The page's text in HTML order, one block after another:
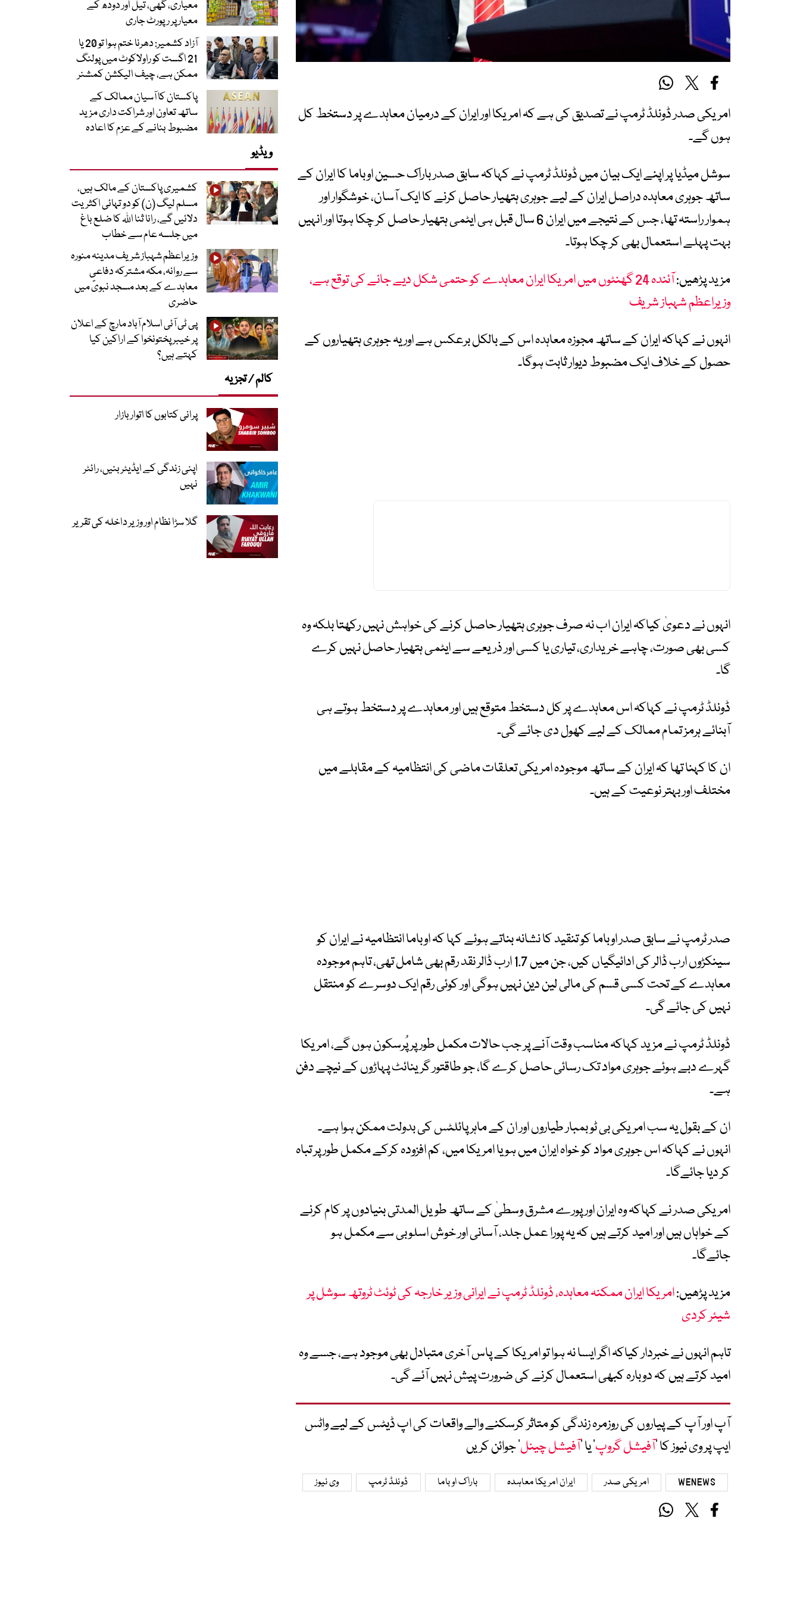
امریکی صدر ڈونلڈ ٹرمپ نے تصدیق کی ہے کہ امریکا اور ایران کے درمیان معاہدے پر دستخط کل
ہوں گے۔
سوشل میڈیا پر اپنے ایک بیان میں ڈونلڈ ٹرمپ نے کہاکہ سابق صدر باراک حسین اوباما کا ایران کے
ساتھ جوہری معاہدہ دراصل ایران کے لیے جوہری ہتھیار حاصل کرنے کا ایک آسان، خوشگوار اور
ہموار راستہ تھا، جس کے نتیجے میں ایران 6 سال قبل ہی ایٹمی ہتھیار حاصل کر چکا ہوتا اور انہیں
بہت پہلے استعمال بھی کر چکا ہوتا۔
مزید پڑھیں:
آئندہ 24 گھنٹوں میں امریکا ایران معاہدے کو حتمی شکل دیے جانے کی توقع ہے،
وزیراعظم شہباز شریف
انہوں نے کہاکہ ایران کے ساتھ مجوزہ معاہدہ اس کے بالکل برعکس ہے اور یہ جوہری ہتھیاروں کے
حصول کے خلاف ایک مضبوط دیوار ثابت ہوگا۔
انہوں نے دعویٰ کیاکہ ایران اب نہ صرف جوہری ہتھیار حاصل کرنے کی خواہش نہیں رکھتا بلکہ وہ
کسی بھی صورت، چاہے خریداری، تیاری یا کسی اور ذریعے سے ایٹمی ہتھیار حاصل نہیں کرے
گا۔
ڈونلڈ ٹرمپ نے کہاکہ اس معاہدے پر کل دستخط متوقع ہیں اور معاہدے پر دستخط ہوتے ہی
آبنائے ہرمز تمام ممالک کے لیے کھول دی جائے گی۔
ان کا کہنا تھا کہ ایران کے ساتھ موجودہ امریکی تعلقات ماضی کی انتظامیہ کے مقابلے میں
مختلف اور بہتر نوعیت کے ہیں۔
صدر ٹرمپ نے سابق صدر اوباما کو تنقید کا نشانہ بناتے ہوئے کہا کہ اوباما انتظامیہ نے ایران کو
سینکڑوں ارب ڈالر کی ادائیگیاں کیں، جن میں 1.7 ارب ڈالر نقد رقم بھی شامل تھی، تاہم موجودہ
معاہدے کے تحت کسی قسم کی مالی لین دین نہیں ہوگی اور کوئی رقم ایک دوسرے کو منتقل
نہیں کی جائے گی۔
ڈونلڈ ٹرمپ نے مزید کہاکہ مناسب وقت آنے پر جب حالات مکمل طور پر پُرسکون ہوں گے، امریکا
گہرے دبے ہوئے جوہری مواد تک رسائی حاصل کرے گا، جو طاقتور گرینائٹ پہاڑوں کے نیچے دفن
ہے۔
ان کے بقول یہ سب امریکی بی ٹو بمبار طیاروں اور ان کے ماہر پائلٹس کی بدولت ممکن ہوا ہے۔
انہوں نے کہاکہ اس جوہری مواد کو خواہ ایران میں ہو یا امریکا میں، کم افزودہ کرکے مکمل طور پر تباہ
کر دیا جائےگا۔
امریکی صدر نے کہاکہ وہ ایران اور پورے مشرق وسطیٰ کے ساتھ طویل المدتی بنیادوں پر کام کرنے
کے خواہاں ہیں اور امید کرتے ہیں کہ یہ پورا عمل جلد، آسانی اور خوش اسلوبی سے مکمل ہو
جائےگا۔
مزید پڑھیں:امریکا ایران ممکنہ معاہدہ، ڈونلڈ ٹرمپ نے ایرانی وزیر خارجہ کی ٹوئٹ ٹروتھ سوشل پر
شیئر کردی
تاہم انہوں نے خبردار کیاکہ اگر ایسا نہ ہوا تو امریکا کے پاس آخری متبادل بھی موجود ہے، جسے وہ
امید کرتے ہیں کہ دوبارہ کبھی استعمال کرنے کی ضرورت پیش نہیں آئے گی۔
آپ اور آپ کے پیاروں کی روزمرہ زندگی کو متاثر کرسکنے والے واقعات کی اپ ڈیٹس کے لیے واٹس
ایپ پر وی نیوز کا ’آفیشل گروپ‘ یا ’آفیشل چینل‘ جوائن کریں
WENEWS امریکی صدر ایران امریکا معاہدہ باراک اوباما ڈونلڈ ٹرمپ وی نیوز
معیاری، گھی، تیل اور دودھ کے
معیار پر رپورٹ جاری
آزاد کشمیر: دھرنا ختم ہوا تو 20 یا
21 اگست کو راولاکوٹ میں پولنگ
ممکن ہے، چیف الیکشن کمشنر
پاکستان کا آسیان ممالک کے
ساتھ تعاون اور شراکت داری مزید
مضبوط بنانے کے عزم کا اعادہ
ویڈیو
کشمیری پاکستان کے مالک ہیں،
مسلم لیگ (ن) کو دو تہائی اکثریت
دلائیں گے، رانا ثنا اللہ کا ضلع باغ
میں جلسہ عام سے خطاب
وزیراعظم شہباز شریف مدینہ منورہ
سے روانہ، مکہ مشترکہ دفاعی
معاہدے کے بعد مسجد نبویؐ میں
حاضری
پی ٹی آئی اسلام آباد مارچ کے اعلان
پر خیبر پختونخوا کے اراکین کیا
کہتے ہیں؟
کالم / تجزیہ
پرانی کتابوں کا اتوار بازار
اپنی زندگی کے ایڈیٹر بنیں، رائٹر
نہیں
گلا سڑا نظام اور وزیر داخلہ کی تقریر